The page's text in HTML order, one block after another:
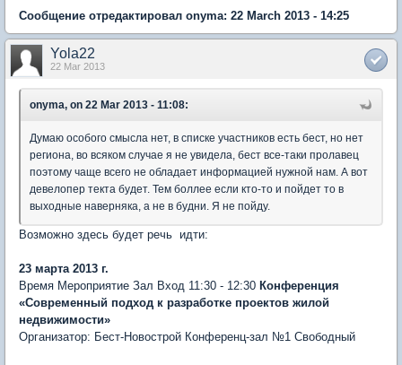
Сообщение отредактировал onyma: 22 March 2013 - 14:25
Yola22
22 Mar 2013
onyma, on 22 Mar 2013 - 11:08:
Думаю особого смысла нет, в списке участников есть бест, но нет
региона, во всяком случае я не увидела, бест все-таки пролавец
поэтому чаще всего не обладает информацией нужной нам. А вот
девелопер текта будет. Тем боллее если кто-то и пойдет то в
выходные наверняка, а не в будни. Я не пойду.
Возможно здесь будет речь идти:
23 марта 2013 г.
Время Мероприятие Зал Вход 11:30 - 12:30 Конференция
«Современный подход к разработке проектов жилой
недвижимости»
Организатор: Бест-Новострой Конференц-зал №1 Свободный